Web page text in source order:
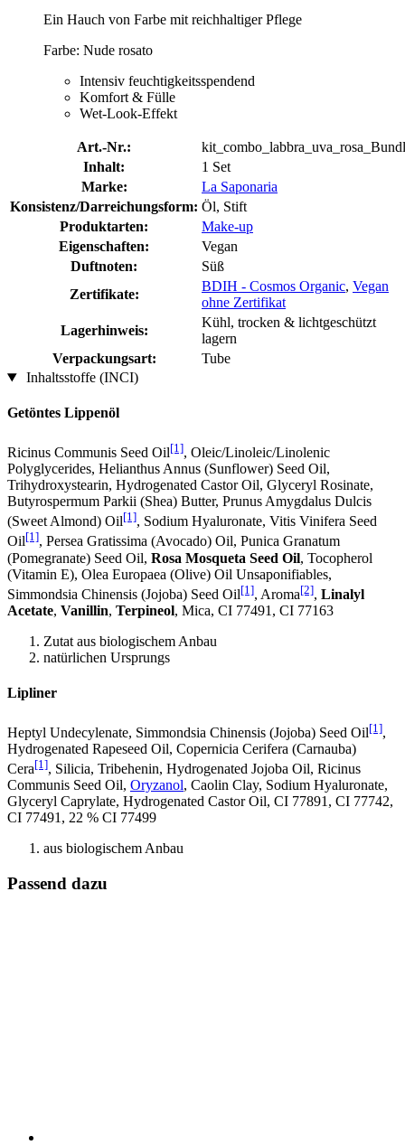
Ein Hauch von Farbe mit reichhaltiger Pflege
Farbe: Nude rosato
Intensiv feuchtigkeitsspendend
Komfort & Fülle
Wet-Look-Effekt
Art.-Nr.:
Inhalt:
1 Set
Marke:
La Saponaria
Konsistenz/Darreichungsform: Öl, Stift
Produktarten:
Make-up
Eigenschaften:
Vegan
Duftnoten:
Süß
Zertifikate:
BDIH - Cosmos Organic, Vegan
ohne Zertifikat
Lagerhinweis:
Kühl, trocken & lichtgeschützt
lagern
Verpackungsart:
Tube
Inhaltsstoffe (INCI)
Getöntes Lippenöl
Ricinus Communis Seed Oil[1], Oleic/Linoleic/Linolenic
Polyglycerides, Helianthus Annus (Sunflower) Seed Oil,
Trihydroxystearin, Hydrogenated Castor Oil, Glyceryl Rosinate,
Butyrospermum Parkii (Shea) Butter, Prunus Amygdalus Dulcis
(Sweet Almond) Oil[1], Sodium Hyaluronate, Vitis Vinifera Seed
Oil[1], Persea Gratissima (Avocado) Oil, Punica Granatum
(Pomegranate) Seed Oil, Rosa Mosqueta Seed Oil, Tocopherol
(Vitamin E), Olea Europaea (Olive) Oil Unsaponifiables,
Simmondsia Chinensis (Jojoba) Seed Oil[1], Aroma[2], Linalyl
Acetate, Vanillin, Terpineol, Mica, CI 77491, CI 77163
Zutat aus biologischem Anbau
natürlichen Ursprungs
Lipliner
Heptyl Undecylenate, Simmondsia Chinensis (Jojoba) Seed Oil[1],
Hydrogenated Rapeseed Oil, Copernicia Cerifera (Carnauba)
Cera[1], Silicia, Tribehenin, Hydrogenated Jojoba Oil, Ricinus
Communis Seed Oil, Oryzanol, Caolin Clay, Sodium Hyaluronate,
Glyceryl Caprylate, Hydrogenated Castor Oil, CI 77891, CI 77742,
CI 77491, 22 % CI 77499
aus biologischem Anbau
Passend dazu